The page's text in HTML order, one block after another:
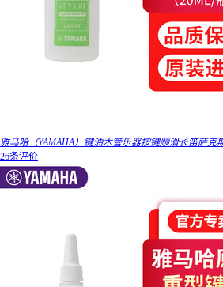
雅马哈（YAMAHA）键油木管乐器按键顺滑长笛萨克
26条评价